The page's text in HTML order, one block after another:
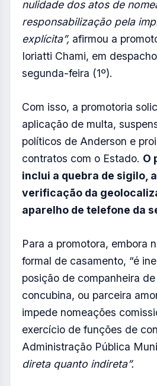
que ela teria sido
confiança enquanto
amoroso com o prefeito.
“Há evidências de que
Pública de São José dos
efetivadas
relacionamento afetivo
São José dos Campos,
mantinham relação
nulidade dos atos de
responsabilização pela
Ioriatti Chami, em
segunda-feira (1º).
Com isso, a promotoria
aplicação de multa,
políticos de Anderson e
contratos com o Estado.O
inclui a quebra de sigilo,